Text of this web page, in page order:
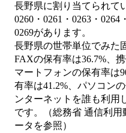
長野県に割り当てられて
0260・0261・0263・0264
0269があります。
長野県の世帯単位でみた
FAXの保有率は36.7%、
マートフォンの保有率は
有率は41.2%、パソコン
ンターネットを誰も利用
です。（総務省 通信利
ータを参照）